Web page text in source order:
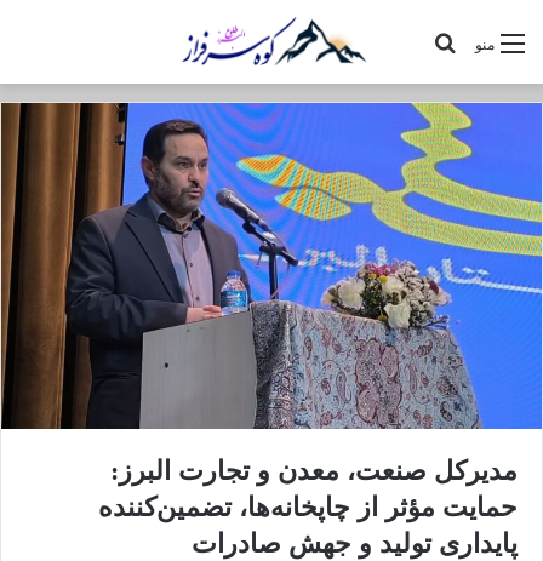
منو
مدیرکل صنعت، معدن و تجارت البرز:
حمایت مؤثر از چاپخانه‌ها، تضمین‌کننده
پایداری تولید و جهش صادرات